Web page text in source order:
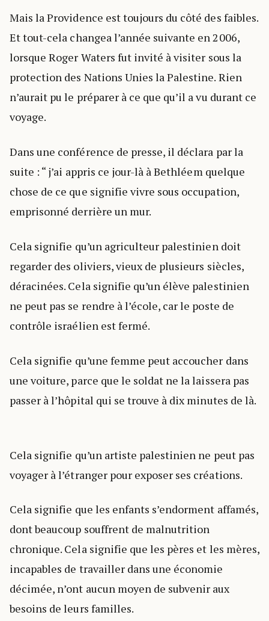
Mais la Providence est toujours du côté des faibles.
Et tout-cela changea l’année suivante en 2006,
lorsque Roger Waters fut invité à visiter sous la
protection des Nations Unies la Palestine. Rien
n’aurait pu le préparer à ce que qu’il a vu durant ce
voyage.
Dans une conférence de presse, il déclara par la
suite : “ j’ai appris ce jour-là à Bethléem quelque
chose de ce que signifie vivre sous occupation,
emprisonné derrière un mur.
Cela signifie qu’un agriculteur palestinien doit
regarder des oliviers, vieux de plusieurs siècles,
déracinées. Cela signifie qu’un élève palestinien
ne peut pas se rendre à l’école, car le poste de
contrôle israélien est fermé.
Cela signifie qu’une femme peut accoucher dans
une voiture, parce que le soldat ne la laissera pas
passer à l’hôpital qui se trouve à dix minutes de là.
Cela signifie qu’un artiste palestinien ne peut pas
voyager à l’étranger pour exposer ses créations.
Cela signifie que les enfants s’endorment affamés,
dont beaucoup souffrent de malnutrition
chronique. Cela signifie que les pères et les mères,
incapables de travailler dans une économie
décimée, n’ont aucun moyen de subvenir aux
besoins de leurs familles.